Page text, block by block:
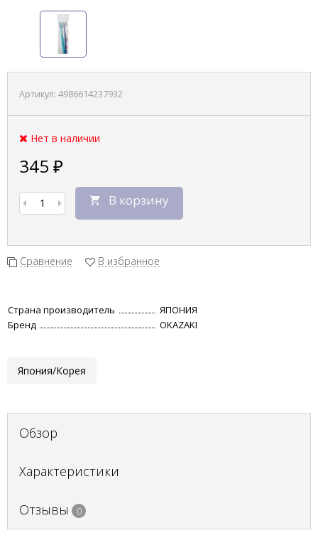
Артикул: 4986614237932
Нет в наличии
345 ₽
В корзину
Сравнение В избранное
Страна производитель
ЯПОНИЯ
Бренд
OKAZAKI
Япония/Корея
Обзор
Характеристики
Отзывы 0